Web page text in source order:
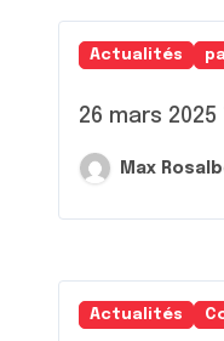
Actualités
26 mars 2025
Max
Actualités